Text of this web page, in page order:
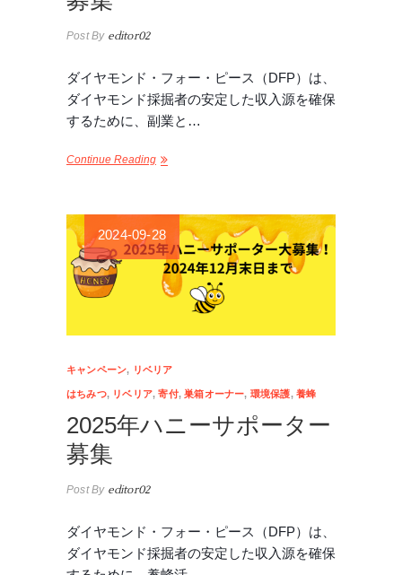
Post Byeditor02
ダイヤモンド・フォー・ピース（DFP）は、
ダイヤモンド採掘者の安定した収入源を確保
するために、副業と…
Continue Reading
2024-09-28
キャンペーン, リベリア
はちみつ, リベリア,寄付,巣箱オーナー, 環境保護,養蜂
2025年ハニーサポーター
募集
Post Byeditor02
ダイヤモンド・フォー・ピース（DFP）は、
ダイヤモンド採掘者の安定した収入源を確保